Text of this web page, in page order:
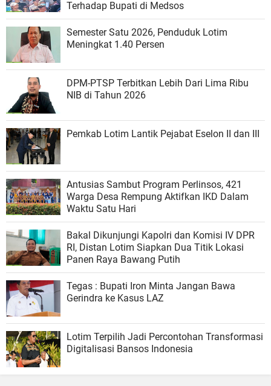
Terhadap Bupati di Medsos
Semester Satu 2026, Penduduk Lotim
Meningkat 1.40 Persen
DPM-PTSP Terbitkan Lebih Dari Lima Ribu
NIB di Tahun 2026
Pemkab Lotim Lantik Pejabat Eselon II dan III
Antusias Sambut Program Perlinsos, 421
Warga Desa Rempung Aktifkan IKD Dalam
Waktu Satu Hari
Bakal Dikunjungi Kapolri dan Komisi IV DPR
RI, Distan Lotim Siapkan Dua Titik Lokasi
Panen Raya Bawang Putih
Tegas : Bupati Iron Minta Jangan Bawa
Gerindra ke Kasus LAZ
Lotim Terpilih Jadi Percontohan Transformasi
Digitalisasi Bansos Indonesia